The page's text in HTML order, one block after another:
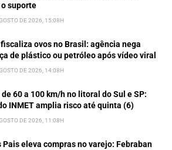
suporte
DE 2026, 15:08H
ovos no Brasil: agência nega
de plástico ou petróleo após vídeo viral
DE 2026, 14:08H
60 a 100 km/h no litoral do Sul e SP:
INMET amplia risco até quinta (6)
DE 2026, 11:08H
Pais eleva compras no varejo: Febraban